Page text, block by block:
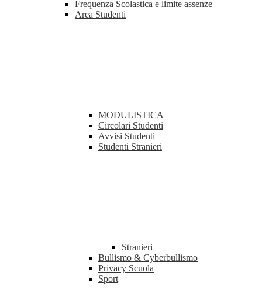
Frequenza Scolastica e limite assenze
Area Studenti
MODULISTICA
Circolari Studenti
Avvisi Studenti
Studenti Stranieri
Stranieri
Bullismo & Cyberbullismo
Privacy Scuola
Sport